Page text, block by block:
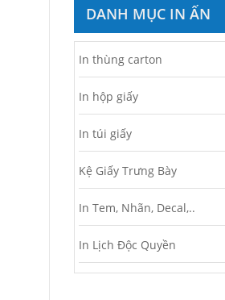
DANH MỤC IN ẤN
In thùng carton
In hộp giấy
In túi giấy
Kệ Giấy Trưng Bày
In Tem, Nhãn, Decal,..
In Lịch Độc Quyền